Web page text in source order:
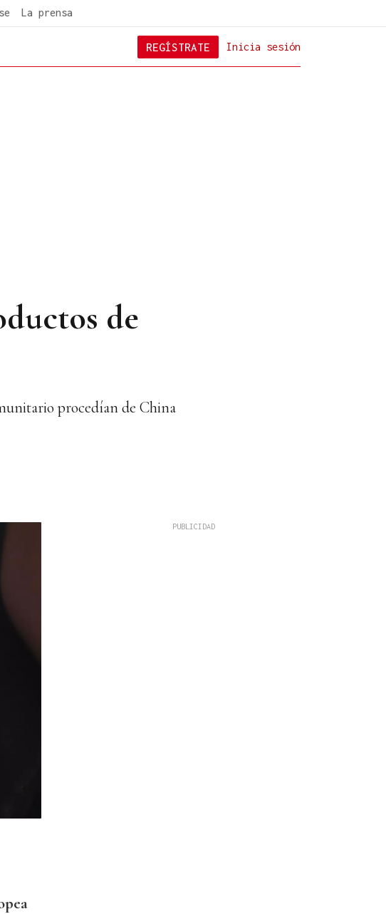
La prensa
Inicia sesión
REGÍSTRATE
de
procedían de China